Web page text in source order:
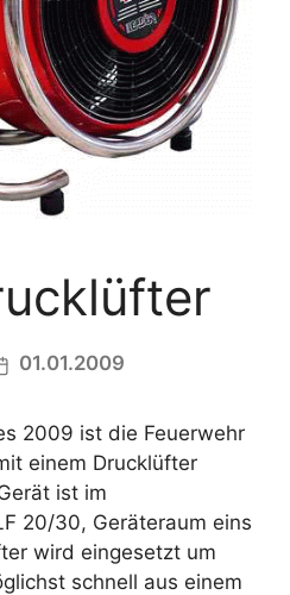
01.01.2009
2009 ist die Feuerwehr
einem Drucklüfter
ist im
20/30, Geräteraum eins
wird eingesetzt um
schnell aus einem